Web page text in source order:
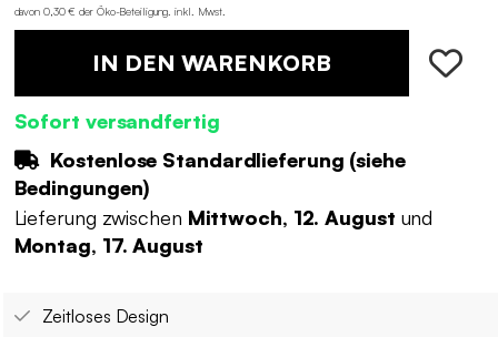
davon 0,30 € der Öko-Beteiligung inkl. Mwst.
IN DEN WARENKORB
Sofort versandfertig
Kostenlose Standardlieferung (siehe
Bedingungen)
Lieferung zwischen Mittwoch, 12. August und
Montag, 17. August
Zeitloses Design